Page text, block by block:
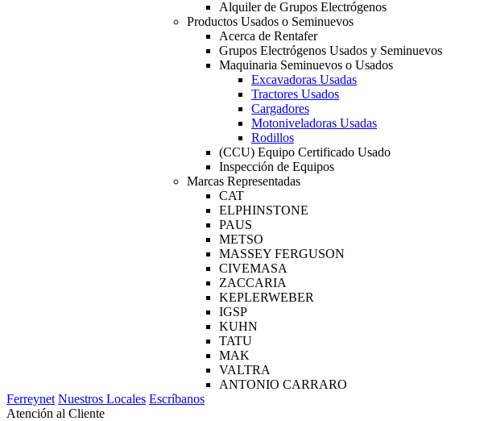
Alquiler de Grupos Electrógenos
Productos Usados o Seminuevos
Acerca de Rentafer
Grupos Electrógenos Usados y Seminuevos
Maquinaria Seminuevos o Usados
Excavadoras Usadas
Tractores Usados
Cargadores
Motoniveladoras Usadas
Rodillos
(CCU) Equipo Certificado Usado
Inspección de Equipos
Marcas Representadas
CAT
ELPHINSTONE
PAUS
METSO
MASSEY FERGUSON
CIVEMASA
ZACCARIA
KEPLERWEBER
IGSP
KUHN
TATU
MAK
VALTRA
ANTONIO CARRARO
Ferreynet Nuestros Locales Escríbanos
Atención al Cliente